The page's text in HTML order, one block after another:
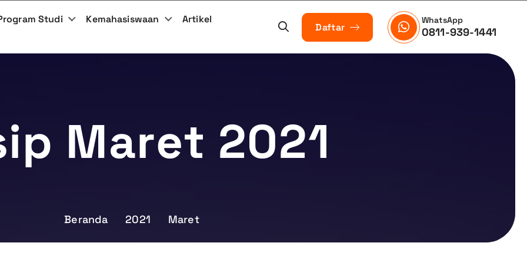
Studi Kemahasiswaan
Artikel
Daftar
WhatsApp
0811-939-1441
Maret 2021
Beranda 2021 Maret